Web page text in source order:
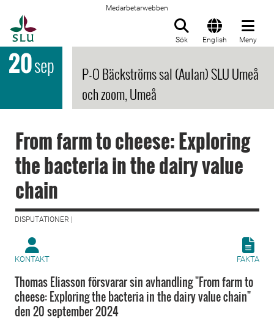
Medarbetarwebben
Sök English Meny
20sep
P-O Bäckströms sal (Aulan) SLU Umeå
och zoom, Umeå
From farm to cheese: Exploring
the bacteria in the dairy value
chain
DISPUTATIONER |
KONTAKT FAKTA
Thomas Eliasson försvarar sin avhandling "From farm to
cheese: Exploring the bacteria in the dairy value chain"
den 20 september 2024